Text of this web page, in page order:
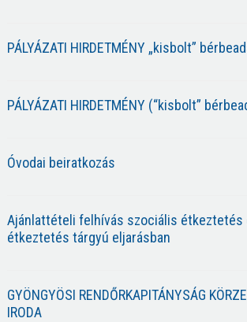
PÁLYÁZATI HIRDETMÉNY „kisbolt”
PÁLYÁZATI HIRDETMÉNY (“kisbolt”
Óvodai beiratkozás
Ajánlattételi felhívás szociális étkeztetés
étkeztetés tárgyú eljarásban
GYÖNGYÖSI RENDŐRKAPITÁNYSÁG
IRODA